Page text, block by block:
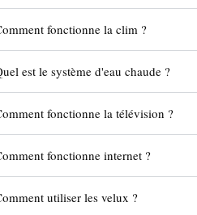
fonctionne la clim ?
est le système d'eau chaude ?
fonctionne la télévision ?
fonctionne internet ?
utiliser les velux ?